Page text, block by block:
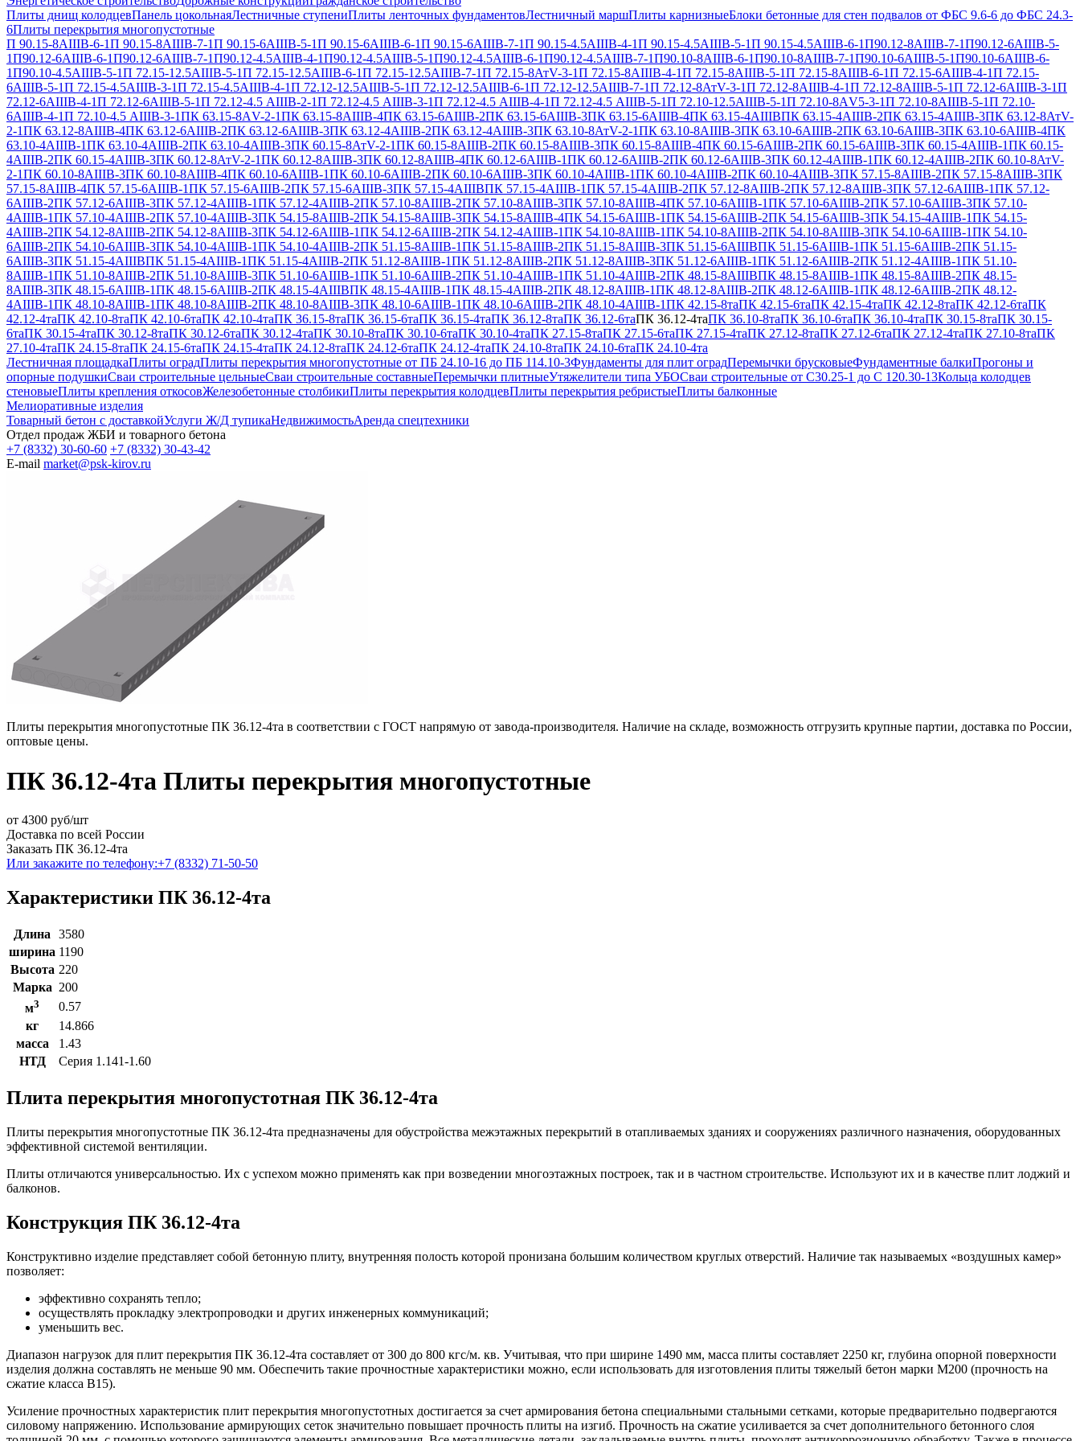
Плиты днищ колодцевПанель цокольнаяЛестничные ступениПлиты ленточных фундаментовЛестничный маршПлиты карнизныеБлоки бетонные для стен подвалов от ФБС 9.6-6 до ФБС 24.3-
6Плиты перекрытия многопустотные
П 90.15-8АIIIВ-6-1П 90.15-8АIIIВ-7-1П 90.15-6АIIIВ-5-1П 90.15-6АIIIВ-6-1П 90.15-6АIIIВ-7-1П 90.15-4.5АIIIВ-4-1П 90.15-4.5АIIIВ-5-1П 90.15-4.5АIIIВ-6-1П90.12-8АIIIВ-7-1П90.12-6АIIIВ-5-
1П90.12-6АIIIВ-6-1П90.12-6АIIIВ-7-1П90.12-4.5АIIIВ-4-1П90.12-4.5АIIIВ-5-1П90.12-4.5АIIIВ-6-1П90.12-4.5АIIIВ-7-1П90.10-8АIIIВ-6-1П90.10-8АIIIВ-7-1П90.10-6АIIIВ-5-1П90.10-6АIIIВ-6-
1П90.10-4.5АIIIВ-5-1П 72.15-12.5АIIIВ-5-1П 72.15-12.5АIIIВ-6-1П 72.15-12.5АIIIВ-7-1П 72.15-8АтV-3-1П 72.15-8АIIIВ-4-1П 72.15-8АIIIВ-5-1П 72.15-8АIIIВ-6-1П 72.15-6АIIIВ-4-1П 72.15-
6АIIIВ-5-1П 72.15-4.5АIIIВ-3-1П 72.15-4.5АIIIВ-4-1П 72.12-12.5АIIIВ-5-1П 72.12-12.5АIIIВ-6-1П 72.12-12.5АIIIВ-7-1П 72.12-8АтV-3-1П 72.12-8АIIIВ-4-1П 72.12-8АIIIВ-5-1П 72.12-6АIIIВ-3-1П
72.12-6АIIIВ-4-1П 72.12-6АIIIВ-5-1П 72.12-4.5 АIIIВ-2-1П 72.12-4.5 АIIIВ-3-1П 72.12-4.5 АIIIВ-4-1П 72.12-4.5 АIIIВ-5-1П 72.10-12.5АIIIВ-5-1П 72.10-8АV5-3-1П 72.10-8АIIIВ-5-1П 72.10-
6АIIIВ-4-1П 72.10-4.5 АIIIВ-3-1ПК 63.15-8АV-2-1ПК 63.15-8АIIIВ-4ПК 63.15-6АIIIВ-2ПК 63.15-6АIIIВ-3ПК 63.15-6АIIIВ-4ПК 63.15-4АIIIВПК 63.15-4АIIIВ-2ПК 63.15-4АIIIВ-3ПК 63.12-8АтV-
2-1ПК 63.12-8АIIIВ-4ПК 63.12-6АIIIВ-2ПК 63.12-6АIIIВ-3ПК 63.12-4АIIIВ-2ПК 63.12-4АIIIВ-3ПК 63.10-8АтV-2-1ПК 63.10-8АIIIВ-3ПК 63.10-6АIIIВ-2ПК 63.10-6АIIIВ-3ПК 63.10-6АIIIВ-4ПК
63.10-4АIIIВ-1ПК 63.10-4АIIIВ-2ПК 63.10-4АIIIВ-3ПК 60.15-8АтV-2-1ПК 60.15-8АIIIВ-2ПК 60.15-8АIIIВ-3ПК 60.15-8АIIIВ-4ПК 60.15-6АIIIВ-2ПК 60.15-6АIIIВ-3ПК 60.15-4АIIIВ-1ПК 60.15-
4АIIIВ-2ПК 60.15-4АIIIВ-3ПК 60.12-8АтV-2-1ПК 60.12-8АIIIВ-3ПК 60.12-8АIIIВ-4ПК 60.12-6АIIIВ-1ПК 60.12-6АIIIВ-2ПК 60.12-6АIIIВ-3ПК 60.12-4АIIIВ-1ПК 60.12-4АIIIВ-2ПК 60.10-8АтV-
2-1ПК 60.10-8АIIIВ-3ПК 60.10-8АIIIВ-4ПК 60.10-6АIIIВ-1ПК 60.10-6АIIIВ-2ПК 60.10-6АIIIВ-3ПК 60.10-4АIIIВ-1ПК 60.10-4АIIIВ-2ПК 60.10-4АIIIВ-3ПК 57.15-8АIIIВ-2ПК 57.15-8АIIIВ-3ПК
57.15-8АIIIВ-4ПК 57.15-6АIIIВ-1ПК 57.15-6АIIIВ-2ПК 57.15-6АIIIВ-3ПК 57.15-4АIIIВПК 57.15-4АIIIВ-1ПК 57.15-4АIIIВ-2ПК 57.12-8АIIIВ-2ПК 57.12-8АIIIВ-3ПК 57.12-6АIIIВ-1ПК 57.12-
6АIIIВ-2ПК 57.12-6АIIIВ-3ПК 57.12-4АIIIВ-1ПК 57.12-4АIIIВ-2ПК 57.10-8АIIIВ-2ПК 57.10-8АIIIВ-3ПК 57.10-8АIIIВ-4ПК 57.10-6АIIIВ-1ПК 57.10-6АIIIВ-2ПК 57.10-6АIIIВ-3ПК 57.10-
4АIIIВ-1ПК 57.10-4АIIIВ-2ПК 57.10-4АIIIВ-3ПК 54.15-8АIIIВ-2ПК 54.15-8АIIIВ-3ПК 54.15-8АIIIВ-4ПК 54.15-6АIIIВ-1ПК 54.15-6АIIIВ-2ПК 54.15-6АIIIВ-3ПК 54.15-4АIIIВ-1ПК 54.15-
4АIIIВ-2ПК 54.12-8АIIIВ-2ПК 54.12-8АIIIВ-3ПК 54.12-6АIIIВ-1ПК 54.12-6АIIIВ-2ПК 54.12-4АIIIВ-1ПК 54.10-8АIIIВ-1ПК 54.10-8АIIIВ-2ПК 54.10-8АIIIВ-3ПК 54.10-6АIIIВ-1ПК 54.10-
6АIIIВ-2ПК 54.10-6АIIIВ-3ПК 54.10-4АIIIВ-1ПК 54.10-4АIIIВ-2ПК 51.15-8АIIIВ-1ПК 51.15-8АIIIВ-2ПК 51.15-8АIIIВ-3ПК 51.15-6АIIIВПК 51.15-6АIIIВ-1ПК 51.15-6АIIIВ-2ПК 51.15-
6АIIIВ-3ПК 51.15-4АIIIВПК 51.15-4АIIIВ-1ПК 51.15-4АIIIВ-2ПК 51.12-8АIIIВ-1ПК 51.12-8АIIIВ-2ПК 51.12-8АIIIВ-3ПК 51.12-6АIIIВ-1ПК 51.12-6АIIIВ-2ПК 51.12-4АIIIВ-1ПК 51.10-
8АIIIВ-1ПК 51.10-8АIIIВ-2ПК 51.10-8АIIIВ-3ПК 51.10-6АIIIВ-1ПК 51.10-6АIIIВ-2ПК 51.10-4АIIIВ-1ПК 51.10-4АIIIВ-2ПК 48.15-8АIIIВПК 48.15-8АIIIВ-1ПК 48.15-8АIIIВ-2ПК 48.15-
8АIIIВ-3ПК 48.15-6АIIIВ-1ПК 48.15-6АIIIВ-2ПК 48.15-4АIIIВПК 48.15-4АIIIВ-1ПК 48.15-4АIIIВ-2ПК 48.12-8АIIIВ-1ПК 48.12-8АIIIВ-2ПК 48.12-6АIIIВ-1ПК 48.12-6АIIIВ-2ПК 48.12-
4АIIIВ-1ПК 48.10-8АIIIВ-1ПК 48.10-8АIIIВ-2ПК 48.10-8АIIIВ-3ПК 48.10-6АIIIВ-1ПК 48.10-6АIIIВ-2ПК 48.10-4АIIIВ-1ПК 42.15-8таПК 42.15-6таПК 42.15-4таПК 42.12-8таПК 42.12-6таПК
42.12-4таПК 42.10-8таПК 42.10-6таПК 42.10-4таПК 36.15-8таПК 36.15-6таПК 36.15-4таПК 36.12-8таПК 36.12-6таПК 36.12-4таПК 36.10-8таПК 36.10-6таПК 36.10-4таПК 30.15-8таПК 30.15-
6таПК 30.15-4таПК 30.12-8таПК 30.12-6таПК 30.12-4таПК 30.10-8таПК 30.10-6таПК 30.10-4таПК 27.15-8таПК 27.15-6таПК 27.15-4таПК 27.12-8таПК 27.12-6таПК 27.12-4таПК 27.10-8таПК
27.10-4таПК 24.15-8таПК 24.15-6таПК 24.15-4таПК 24.12-8таПК 24.12-6таПК 24.12-4таПК 24.10-8таПК 24.10-6таПК 24.10-4та
Лестничная площадкаПлиты оградПлиты перекрытия многопустотные от ПБ 24.10-16 до ПБ 114.10-3Фундаменты для плит оградПеремычки брусковыеФундаментные балкиПрогоны и
опорные подушкиСваи строительные цельныеСваи строительные составныеПеремычки плитныеУтяжелители типа УБОСваи строительные от С30.25-1 до С 120.30-13Кольца колодцев
стеновыеПлиты крепления откосовЖелезобетонные столбикиПлиты перекрытия колодцевПлиты перекрытия ребристыеПлиты балконные
Мелиоративные изделия
Товарный бетон с доставкойУслуги Ж/Д тупикаНедвижимостьАренда спецтехники
Отдел продаж ЖБИ и товарного бетона
+7 (8332) 30-60-60 +7 (8332) 30-43-42
E-mail market@psk-kirov.ru
Плиты перекрытия многопустотные ПК 36.12-4та в соответствии с ГОСТ напрямую от завода-производителя. Наличие на складе, возможность отгрузить крупные партии, доставка по России,
оптовые цены.
ПК 36.12-4та Плиты перекрытия многопустотные
от 4300 руб/шт
Доставка по всей России
Заказать ПК 36.12-4та
Или закажите по телефону:+7 (8332) 71-50-50
Характеристики ПК 36.12-4та
Длина
3580
ширина 1190
Высота 220
Марка 200
м3
0.57
кг
14.866
масса
1.43
НТД
Серия 1.141-1.60
Плита перекрытия многопустотная ПК 36.12-4та
Плиты перекрытия многопустотные ПК 36.12-4та предназначены для обустройства межэтажных перекрытий в отапливаемых зданиях и сооружениях различного назначения, оборудованных
эффективной системой вентиляции.
Плиты отличаются универсальностью. Их с успехом можно применять как при возведении многоэтажных построек, так и в частном строительстве. Используют их и в качестве плит лоджий и
балконов.
Конструкция ПК 36.12-4та
Конструктивно изделие представляет собой бетонную плиту, внутренняя полость которой пронизана большим количеством круглых отверстий. Наличие так называемых «воздушных камер»
позволяет:
эффективно сохранять тепло;
осуществлять прокладку электропроводки и других инженерных коммуникаций;
уменьшить вес.
Диапазон нагрузок для плит перекрытия ПК 36.12-4та составляет от 300 до 800 кгс/м. кв. Учитывая, что при ширине 1490 мм, масса плиты составляет 2250 кг, глубина опорной поверхности
изделия должна составлять не меньше 90 мм. Обеспечить такие прочностные характеристики можно, если использовать для изготовления плиты тяжелый бетон марки М200 (прочность на
сжатие класса В15).
Усиление прочностных характеристик плит перекрытия многопустотных достигается за счет армирования бетона специальными стальными сетками, которые предварительно подвергаются
силовому напряжению. Использование армирующих сеток значительно повышает прочность плиты на изгиб. Прочность на сжатие усиливается за счет дополнительного бетонного слоя